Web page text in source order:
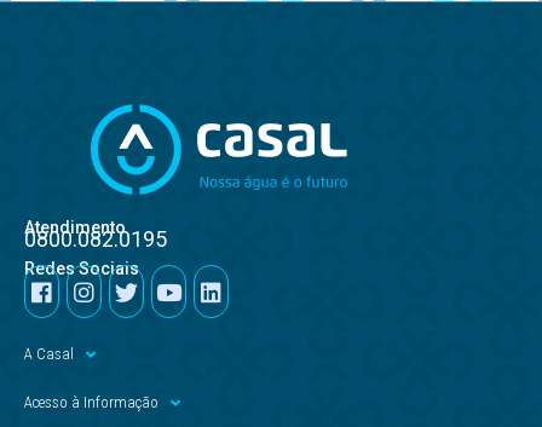
Atendimento
0800.082.0195
Redes Sociais
A Casal
Acesso à Informação